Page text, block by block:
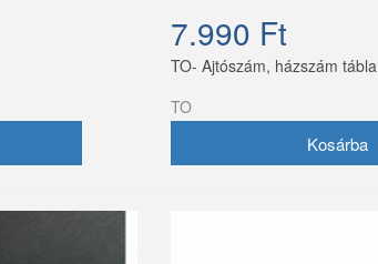
7.990 Ft
TO- Ajtószám, házszám tábla
TO